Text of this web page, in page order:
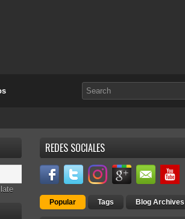
REDES SOCIALES
Popular Tags Blog Archives